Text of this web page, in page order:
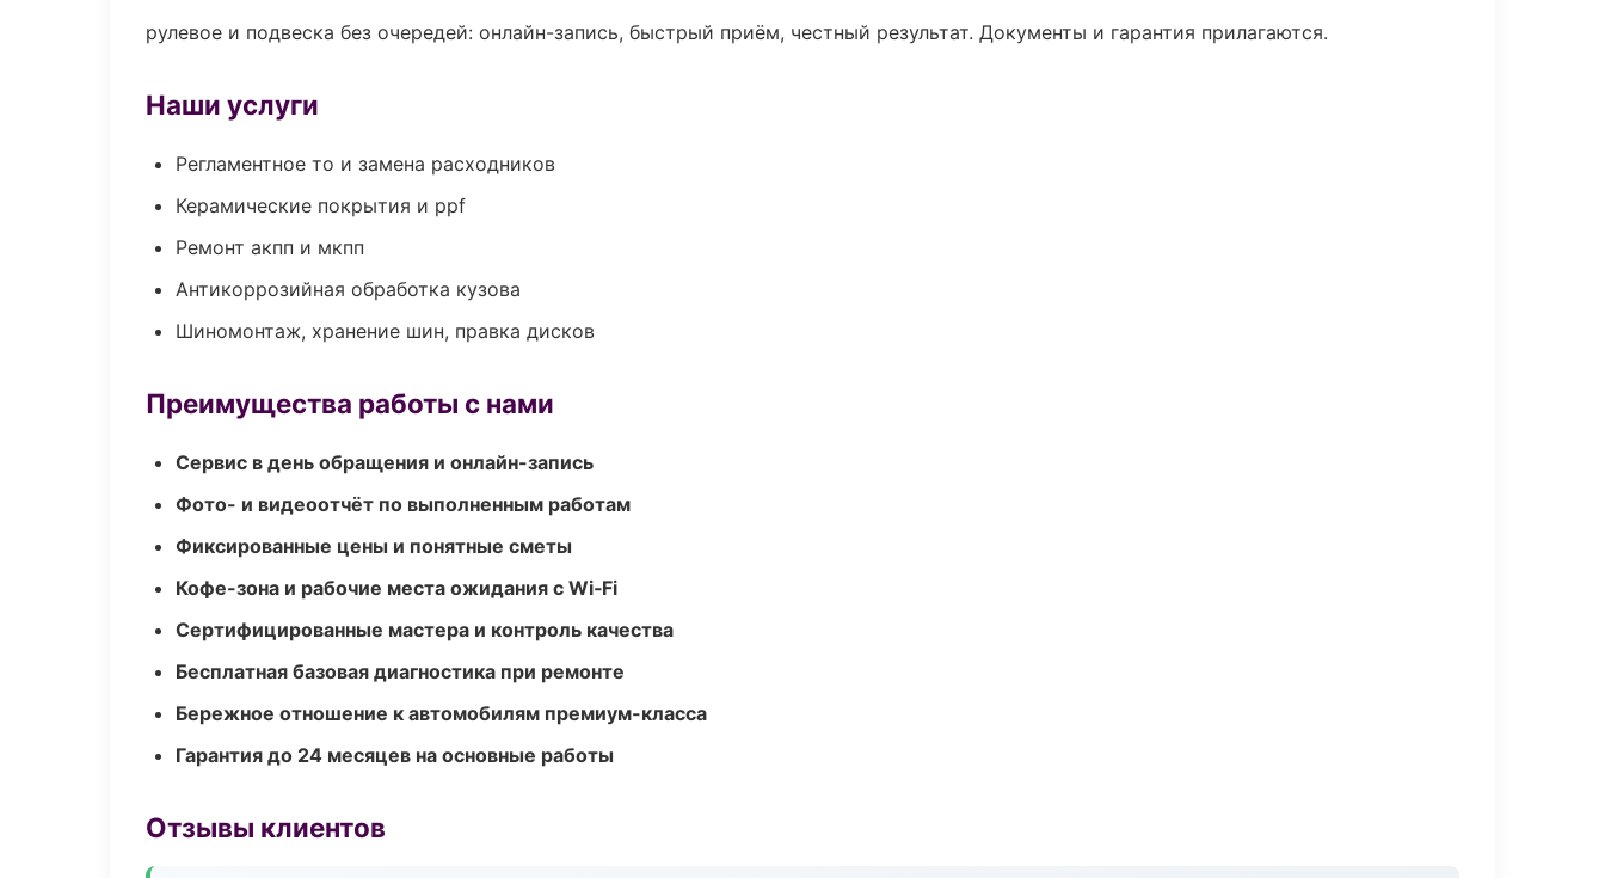
рулевое и подвеска без очередей: онлайн-запись, быстрый приём, честный результат. Документы и гарантия прилагаются.
Наши услуги
Регламентное то и замена расходников
Керамические покрытия и ppf
Ремонт акпп и мкпп
Антикоррозийная обработка кузова
Шиномонтаж, хранение шин, правка дисков
Преимущества работы с нами
Сервис в день обращения и онлайн-запись
Фото- и видеоотчёт по выполненным работам
Фиксированные цены и понятные сметы
Кофе-зона и рабочие места ожидания с Wi‑Fi
Сертифицированные мастера и контроль качества
Бесплатная базовая диагностика при ремонте
Бережное отношение к автомобилям премиум-класса
Гарантия до 24 месяцев на основные работы
Отзывы клиентов